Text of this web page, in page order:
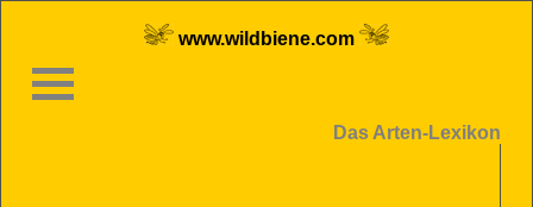
www.wildbiene.com
Das Arten-Lexikon